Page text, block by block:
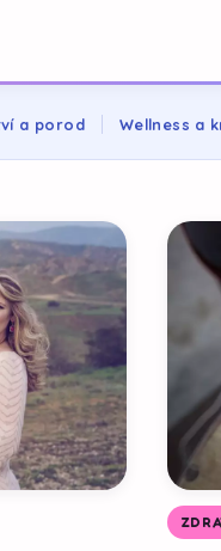
a porod Wellness a